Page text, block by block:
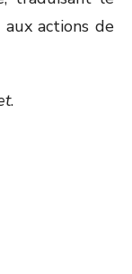
actions de
.